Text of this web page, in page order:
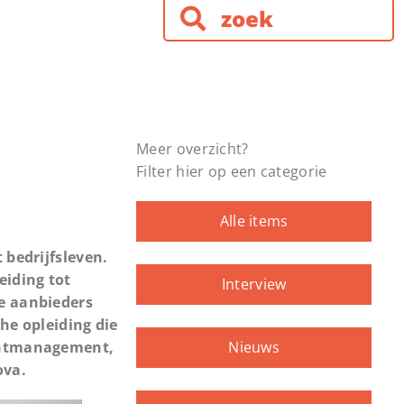
bedrijfsleven.
tot
aanbieders
opleiding die
Meer overzicht?
Filter hier op een categorie
Alle items
Interview
Nieuws